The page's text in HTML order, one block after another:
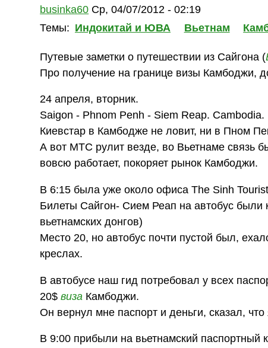
businka60 Ср, 04/07/2012 - 02:19
Темы: Индокитай и ЮВА Вьетнам
Путевые заметки о путешествии из Сайгона (
Про получение на границе визы Камбоджи,
24 апреля, вторник.
Saigon - Phnom Penh - Siem Reap. Cambodia.
Киевстар в Камбодже не ловит, ни в Пном
А вот МТС рулит везде, во Вьетнаме связь
вовсю работает, покоряет рынок Камбоджи.
В 6:15 была уже около офиса The Sinh
Билеты Сайгон- Сием Реап на автобус были
вьетнамских донгов)
Место 20, но автобус почти пустой был,
креслах.
В автобусе наш гид потребовал у всех
20$виза Камбоджи.
Он вернул мне паспорт и деньги, сказал,
В 9:00 прибыли на вьетнамский паспортный